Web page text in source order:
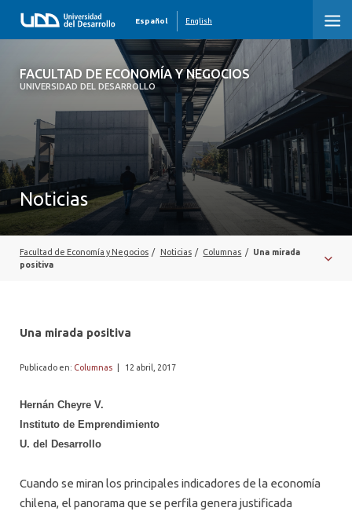
FACULTAD DE ECONOMÍA Y NEGOCIOS
UNIVERSIDAD DEL DESARROLLO
Español English
FACULTAD DE ECONOMÍA Y NEGOCIOS
QUIÉNES SOMOS
PREGRADO
POSTGRADO
EDUCACIÓN EJECUTIVA
Noticias
Facultad de Economía y Negocios / Noticias / Columnas /
Una mirada
positiva
Una mirada positiva
Publicado en: Columnas 12 abril, 2017
Hernán Cheyre V.
Instituto de Emprendimiento
U. del Desarrollo
Cuando se miran los principales indicadores de la economía
chilena, el panorama que se perfila genera justificada